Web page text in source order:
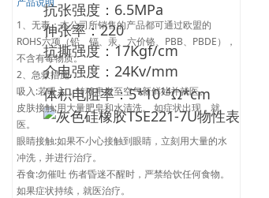
1、无毒：本公司所销售的产品都可通过欧盟的
ROHS六项（铅、镉、汞、六价铬、PBB、PBDE），
不含有毒物质。
2、急救措施
吸入:若吸入，转移患者至空气新鲜处并就医。
皮肤接触:用大量肥皂和水清洗。 如症状出现，就
医。
眼睛接触:如果不小心接触到眼睛，立刻用大量的水
冲洗，并进行治疗。
吞食:勿催吐 伤者昏迷不醒时，严禁给饮任何食物。
如果症状持续，就医治疗。
抗张强度：6.5MPa
伸张率：220
抗撕强度：17Kgf/cm
介电强度：24Kv/mm
体积电阻率：5*1014Ω*cm